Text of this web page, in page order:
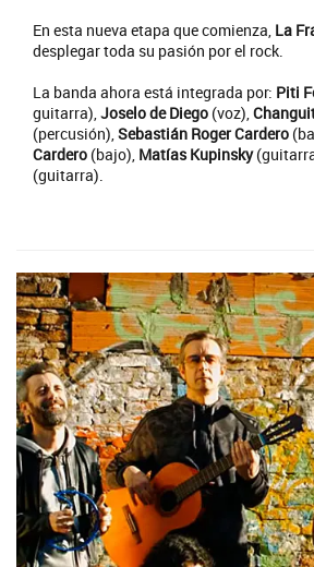
En esta nueva etapa que comienza, La
desplegar toda su pasión por el rock.
La banda ahora está integrada por: Piti
guitarra),Joselo de Diego (voz),
(percusión),Sebastián Roger Cardero
Cardero (bajo), Matías Kupinsky
(guitarra).